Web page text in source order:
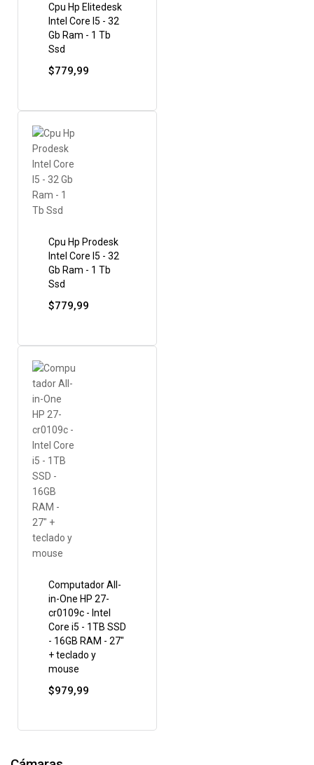
Cpu Hp Elitedesk
Intel Core I5 - 32
Gb Ram - 1 Tb
Ssd
$779,99
Cpu Hp Prodesk
Intel Core I5 - 32
Gb Ram - 1 Tb
Ssd
$779,99
Computador All-
in-One HP 27-
cr0109c - Intel
Core i5 - 1TB SSD
- 16GB RAM - 27"
+ teclado y
mouse
$979,99